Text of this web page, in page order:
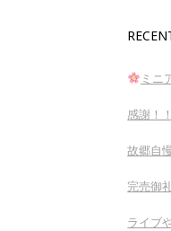
ミニ
感謝！
故郷自
完売御
ライブ